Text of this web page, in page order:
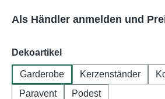
Als Händler anmelden und
Dekoartikelauswählen
Garderobe Kerzenständer
Paravent
Podest